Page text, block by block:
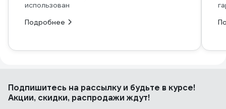
использован
Подробнее
Подпишитесь на рассылкуи будьте в курсе!
Акции, скидки, распродажи ждут!